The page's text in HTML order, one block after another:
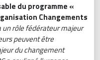
du programme «
Changements
un rôle fédérateur majeur
peuvent être
du changement